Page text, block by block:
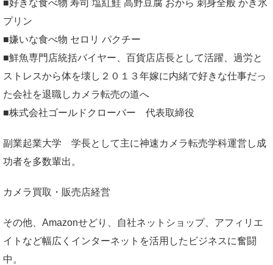
■好きな食べ物 寿司 塩紅鮭 高野豆腐 おから 刺身全般 かき氷
プリン
■嫌いな食べ物 セロリ パクチー
■鮮魚専門店統括バイヤー、百貨店店長として活躍、過労と
ストレスから体を壊し２０１３年嫁に内緒で好きな仕事だっ
た会社を退職しカメラ転売の道へ
■株式会社ゴールドクローバー 代表取締役
副業起業大学 学長として主に神速カメラ転売学科運営し成
功者を多数輩出。
カメラ買取・販売店経営
その他、Amazonせどり、自社ネットショップ、アフィリエ
イトなど幅広くインターネットを活用したビジネスに奮闘
中。